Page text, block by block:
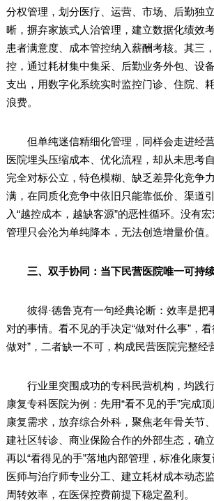
分权管理，划分医疗、运营、市场、后勤独
晰，摒弃家族式人治管理，建立数据化绩效
患者满意度、成本管控纳入薪酬考核。其三
控，通过耗材集中集采、后勤业务外包、设
支出，用数字化系统实时监控门诊、住院、
浪费。
但单纯迷信精细化管理，同样会走进经
医院埋头压缩成本、优化流程，却从未思考
完全对标公立，特色模糊、缺乏差异化竞争
满，在同质化竞争中依旧只能靠低价、渠道
入“越控成本，越缺客源”的恶性循环。没有
管理只会沦为单纯降本，无法创造增量价值。
三、双手协同：当下民营医院唯一可持
彼得·德鲁克有一句经典论断：效率是把
对的事情。看不见的手决定“做对什么事”，
做对”，二者缺一不可，构成民营医院完整经
行业里突围成功的专科民营机构，均践
康复专科医院为例：先用“看不见的手”完成
康复需求，放弃综合外科，聚焦老年骨关节
建社区转诊、商业保险合作的外部生态，确
再以“看得见的手”落地内部管理，标准化康
医师与治疗师专业分工、建立耗材成本动态
周转效率，在医保控费前提下稳定盈利。